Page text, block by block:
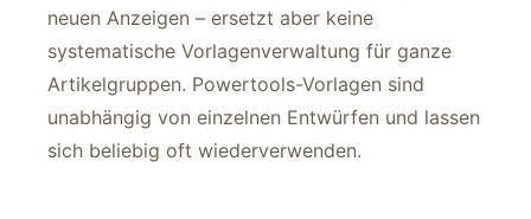
neuen Anzeigen – ersetzt aber keine
systematische Vorlagenverwaltung für ganze
Artikelgruppen. Powertools-Vorlagen sind
unabhängig von einzelnen Entwürfen und lassen
sich beliebig oft wiederverwenden.